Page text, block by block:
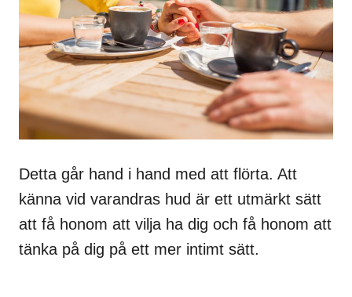
Detta går hand i hand med att flörta. Att
känna vid varandras hud är ett utmärkt sätt
att få honom att vilja ha dig och få honom att
tänka på dig på ett mer intimt sätt.